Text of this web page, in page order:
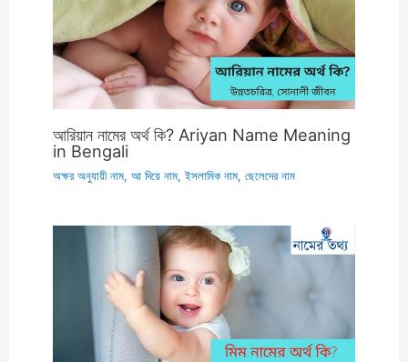
আরিয়ান নামের অর্থ কি? Ariyan Name Meaning
in Bengali
অক্ষর অনুযায়ী নাম,আ দিয়ে নাম,ইসলামিক নাম,ছেলেদের নাম